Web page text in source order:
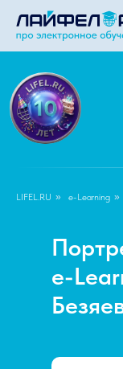
LIFEL.RU » e-Learning »
e-